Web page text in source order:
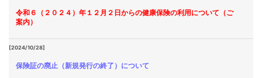
令和６（２０２４）年１２月２日からの健康保険の利用について（ご
案内）
[2024/10/28]
保険証の廃止（新規発行の終了）について